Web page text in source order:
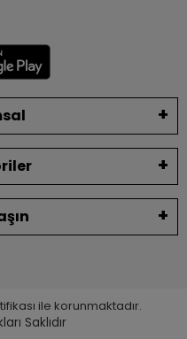
ile korunmaktadır.
Saklıdır